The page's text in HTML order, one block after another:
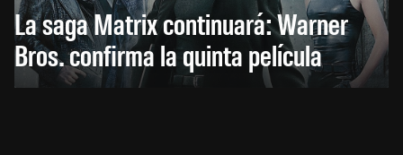
La saga Matrix continuará: Warner
Bros. confirma la quinta película